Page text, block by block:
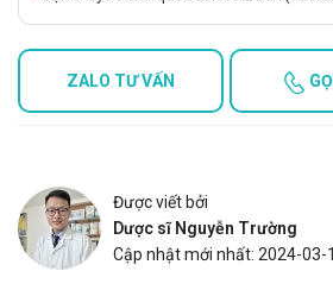
ZALO TƯ VẤN
Được viết bởi
Dược sĩ Nguyễn Trường
Cập nhật mới nhất: 2024-03-